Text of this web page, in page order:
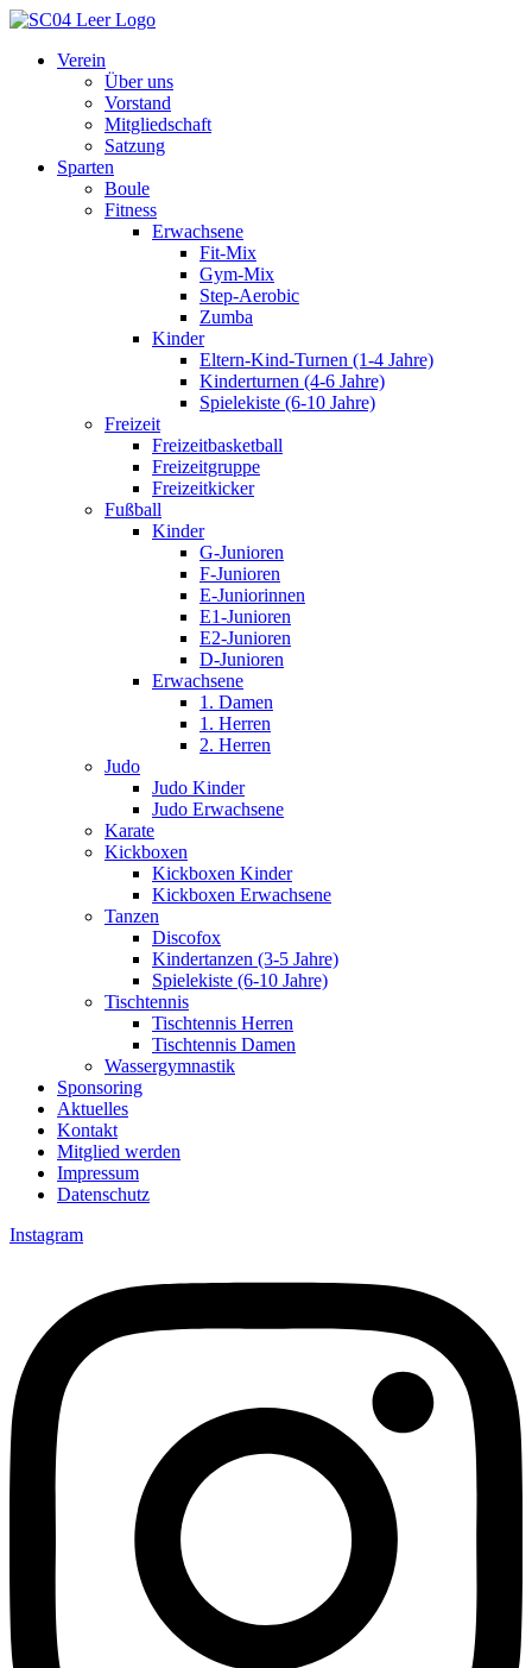
Inhalt
springen
Verein
Über uns
Vorstand
Mitgliedschaft
Satzung
Sparten
Boule
Fitness
Erwachsene
Fit-Mix
Gym-Mix
Step-Aerobic
Zumba
Kinder
Eltern-Kind-Turnen (1-4 Jahre)
Kinderturnen (4-6 Jahre)
Spielekiste (6-10 Jahre)
Freizeit
Freizeitbasketball
Freizeitgruppe
Freizeitkicker
Fußball
Kinder
G-Junioren
F-Junioren
E-Juniorinnen
E1-Junioren
E2-Junioren
D-Junioren
Erwachsene
1. Damen
1. Herren
2. Herren
Judo
Judo Kinder
Judo Erwachsene
Karate
Kickboxen
Kickboxen Kinder
Kickboxen Erwachsene
Tanzen
Discofox
Kindertanzen (3-5 Jahre)
Spielekiste (6-10 Jahre)
Tischtennis
Tischtennis Herren
Tischtennis Damen
Wassergymnastik
Sponsoring
Aktuelles
Kontakt
Mitglied werden
Impressum
Datenschutz
Instagram